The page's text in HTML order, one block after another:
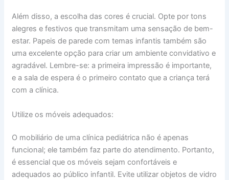
Além disso, a escolha das cores é crucial. Opte por tons
alegres e festivos que transmitam uma sensação de bem-
estar. Papeis de parede com temas infantis também são
uma excelente opção para criar um ambiente convidativo e
agradável. Lembre-se: a primeira impressão é importante,
e a sala de espera é o primeiro contato que a criança terá
com a clínica.
Utilize os móveis adequados:
O mobiliário de uma clínica pediátrica não é apenas
funcional; ele também faz parte do atendimento. Portanto,
é essencial que os móveis sejam confortáveis e
adequados ao público infantil. Evite utilizar objetos de vidro